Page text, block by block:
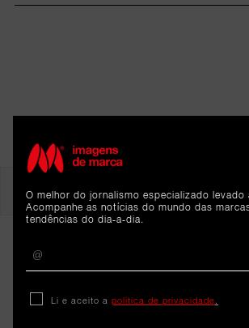
O melhor do jornalismo especializado levado
Acompanhe as notícias do mundo das
tendências do dia-a-dia.
Li e aceito a política de privacidade